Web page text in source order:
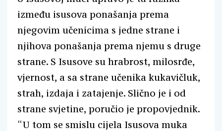
između isusova ponašanja prema
njegovim učenicima s jedne strane i
njihova ponašanja prema njemu s druge
strane. S Isusove su hrabrost, milosrđe,
vjernost, a sa strane učenika kukavičluk,
strah, izdaja i zatajenje. Slično je i od
strane svjetine, poručio je propovjednik.
“U tom se smislu cijela Isusova muka